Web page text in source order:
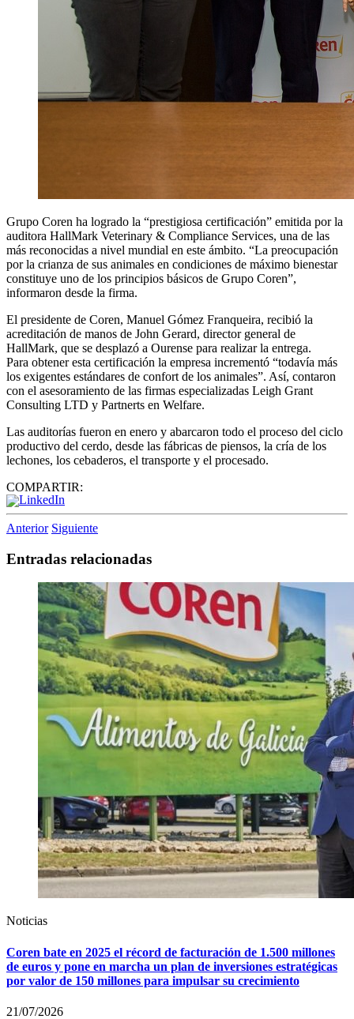
Grupo Coren ha logrado la “prestigiosa certificación” emitida por la
auditora HallMark Veterinary & Compliance Services, una de las
más reconocidas a nivel mundial en este ámbito. “La preocupación
por la crianza de sus animales en condiciones de máximo bienestar
constituye uno de los principios básicos de Grupo Coren”,
informaron desde la firma.
El presidente de Coren, Manuel Gómez Franqueira, recibió la
acreditación de manos de John Gerard, director general de
HallMark, que se desplazó a Ourense para realizar la entrega.
Para obtener esta certificación la empresa incrementó “todavía más
los exigentes estándares de confort de los animales”. Así, contaron
con el asesoramiento de las firmas especializadas Leigh Grant
Consulting LTD y Partnerts en Welfare.
Las auditorías fueron en enero y abarcaron todo el proceso del ciclo
productivo del cerdo, desde las fábricas de piensos, la cría de los
lechones, los cebaderos, el transporte y el procesado.
COMPARTIR:
Anterior Siguiente
Entradas relacionadas
Noticias
Coren bate en 2025 el récord de facturación de 1.500 millones
de euros y pone en marcha un plan de inversiones estratégicas
por valor de 150 millones para impulsar su crecimiento
21/07/2026